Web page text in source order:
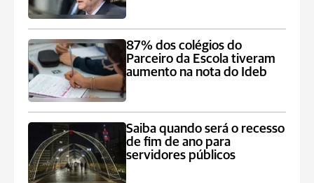
87% dos colégios do
Parceiro da Escola tiveram
aumento na nota do Ideb
Saiba quando será o recesso
de fim de ano para
servidores públicos